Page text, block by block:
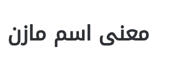
معنى اسم مازن